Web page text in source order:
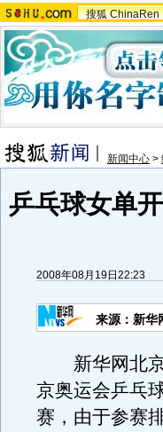
搜狐 ChinaRen
新闻中心 >
乒乓球女单
2008年08月19日22:23
来源：新华
新华网北京
京奥运会乒乓
赛，由于参赛